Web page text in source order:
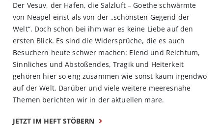
Der Vesuv, der Hafen, die Salzluft – Goethe schwärmte
von Neapel einst als von der „schönsten Gegend der
Welt“. Doch schon bei ihm war es keine Liebe auf den
ersten Blick. Es sind die Widersprüche, die es auch
Besuchern heute schwer machen: Elend und Reichtum,
Sinnliches und Abstoßendes, Tragik und Heiterkeit
gehören hier so eng zusammen wie sonst kaum irgendwo
auf der Welt. Darüber und viele weitere meeresnahe
Themen berichten wir in der aktuellen mare.
JETZT IM HEFT STÖBERN